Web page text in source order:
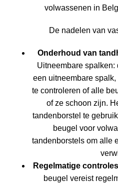
volwassenen in
De nadelen van
Onderhoud van
Uitneembare spalken:
een uitneembare
te controleren of alle
of ze schoon zijn.
tandenborstel te
beugel voor
tandenborstels om alle
Regelmatige controles
beugel vereist